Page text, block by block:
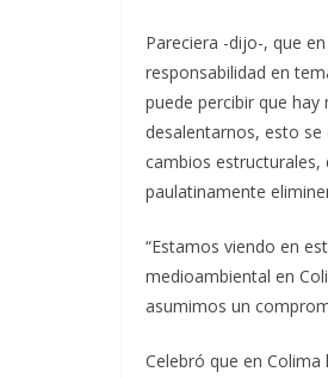
Pareciera -dijo-, que
responsabilidad en
puede percibir que
desalentarnos, esto
cambios estructurales,
paulatinamente
“Estamos viendo en
medioambiental en
asumimos un
Celebró que en